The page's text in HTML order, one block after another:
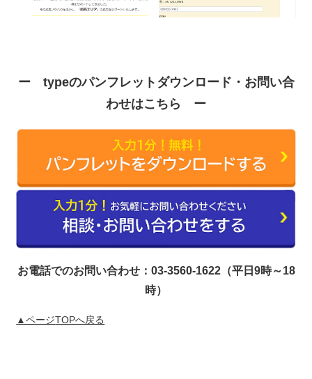
ー typeのパンフレットダウンロード・お問い合
わせはこちら ー
お電話でのお問い合わせ：03-3560-1622（平日9時～18
時）
▲ページTOPへ戻る